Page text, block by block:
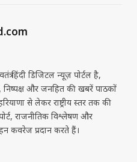
हिंदी डिजिटल न्यूज़ पोर्टल है,
निष्पक्ष और जनहित की खबरें पाठकों
से लेकर राष्ट्रीय स्तर तक की
राजनीतिक विश्लेषण और
कवरेज प्रदान करते हैं।